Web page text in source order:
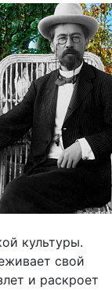
культуры.
свой
и раскроет